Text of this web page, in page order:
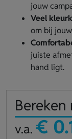
jouw
Veel
om bij
juiste
hand ligt.
Bereken
v.a. €